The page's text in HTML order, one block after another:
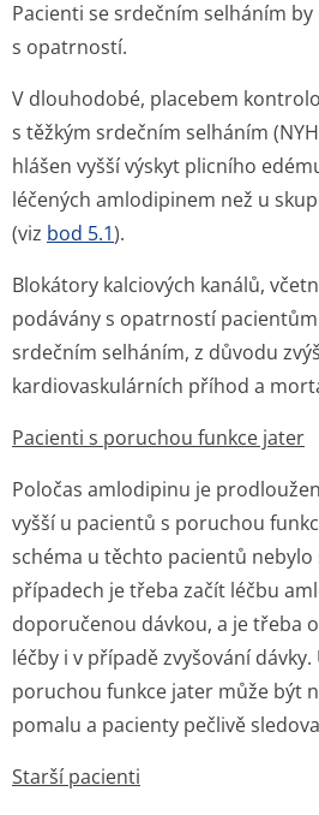
Pacienti se srdečním selháním
s opatrností.
V dlouhodobé, placebem
s těžkým srdečním selháním
hlášen vyšší výskyt plicního
léčených amlodipinem než u
(viz bod 5.1).
Blokátory kalciových kanálů,
podávány s opatrností
srdečním selháním, z důvodu
kardiovaskulárních příhod a
Pacienti s poruchou funkce jater
Poločas amlodipinu je
vyšší u pacientů s poruchou
schéma u těchto pacientů
případech je třeba začít léčbu
doporučenou dávkou, a je třeba
léčby i v případě zvyšování
poruchou funkce jater může být
pomalu a pacienty pečlivě
Starší pacienti